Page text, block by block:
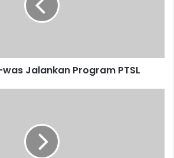
Jalankan Program PTSL